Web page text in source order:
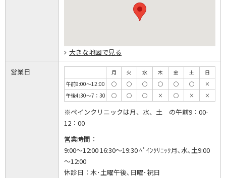
大きな地図で見る
営業日 月 火 水 木 金 土
日
午前9:00～12:00
◯ ◯ ◯ ◯ ◯ ◯
×
午後4:30～7：30
◯ ◯ ◯ × ◯ × ×
※ペインクリニックは月、水、土 の午前9：00-
12：00
営業時間：
9:00～12:00 16:30～19:30 ﾍﾟｲﾝｸﾘﾆｯｸ月､水､土9:00
～12:00
休診日： 木･土曜午後､日曜･祝日